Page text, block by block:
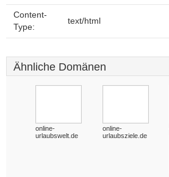
Content-
Type:
text/html
Ähnliche Domänen
online-
urlaubswelt.de
online-
urlaubsziele.de